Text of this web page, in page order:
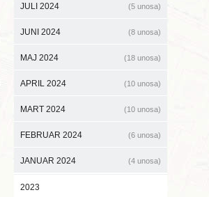
JULI 2024 (5 unosa)
JUNI 2024 (8 unosa)
MAJ 2024 (18 unosa)
APRIL 2024 (10 unosa)
MART 2024 (10 unosa)
FEBRUAR 2024 (6 unosa)
JANUAR 2024 (4 unosa)
2023